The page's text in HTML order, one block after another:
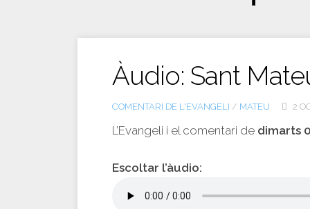
Àudio: Sant
COMENTARI DE L'EVANGELI / MATEU 2
L’Evangeli i el comentari de dimarts
Escoltar l’àudio: